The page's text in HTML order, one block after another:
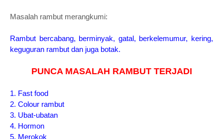
Masalah rambut merangkumi:
Rambut bercabang, berminyak, gatal, berkelemumur, kering,
keguguran rambut dan juga botak.
PUNCA MASALAH RAMBUT TERJADI
1. Fast food
2. Colour rambut
3. Ubat-ubatan
4. Hormon
5. Merokok